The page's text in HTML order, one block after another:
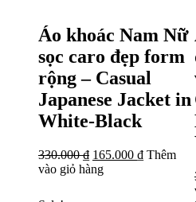
Áo khoác Nam Nữ
sọc caro đẹp form
rộng – Casual
Japanese Jacket in
White-Black
330.000₫ 165.000 ₫ Thêm
vào giỏ hàng